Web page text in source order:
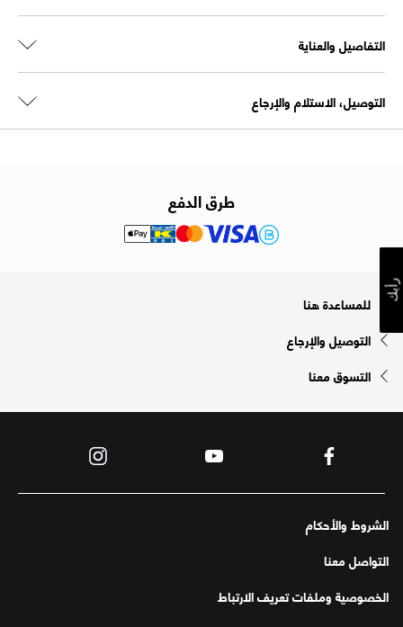
التفاصيل والعناية
التوصيل، الاستلام والإرجاع
طرق الدفع
للمساعدة هنا
التوصيل والإرجاع
التسوق معنا
الشروط والأحكام
التواصل معنا
الخصوصية وملفات تعريف الارتباط
رأيك